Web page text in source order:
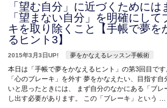
「望む自分」に近づくためには
「望まない自分」を明確にして
キを取り除くこと【手帳で夢を
るヒント3】
2015年3月3日UP! 夢をかなえるレッスン手帳術
本日は「手帳で夢をかなえるヒント」の第3回目です
「心のブレーキ」を外す 夢をかなえたい、目指す自
いと思ったときには、 まず自分のなかにある「ブレ
し出す必要があります。 この「ブレーキ」という …